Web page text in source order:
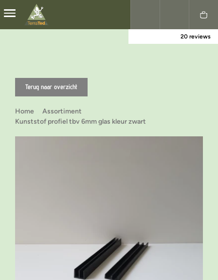
Nederlands
20 reviews
Terug naar overzicht
Home
Assortiment
Kunststof profiel tbv 6mm glas kleur zwart